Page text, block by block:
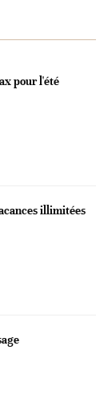
pour l'été
illimitées